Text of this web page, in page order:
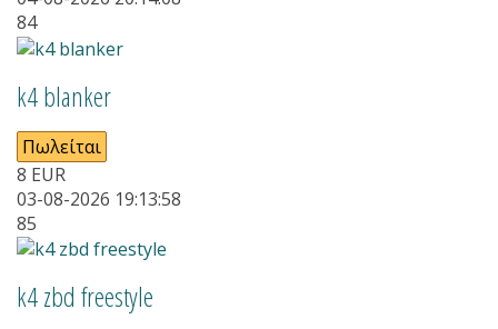
84
k4 blanker
Πωλείται
8 EUR
03-08-2026 19:13:58
85
k4 zbd freestyle